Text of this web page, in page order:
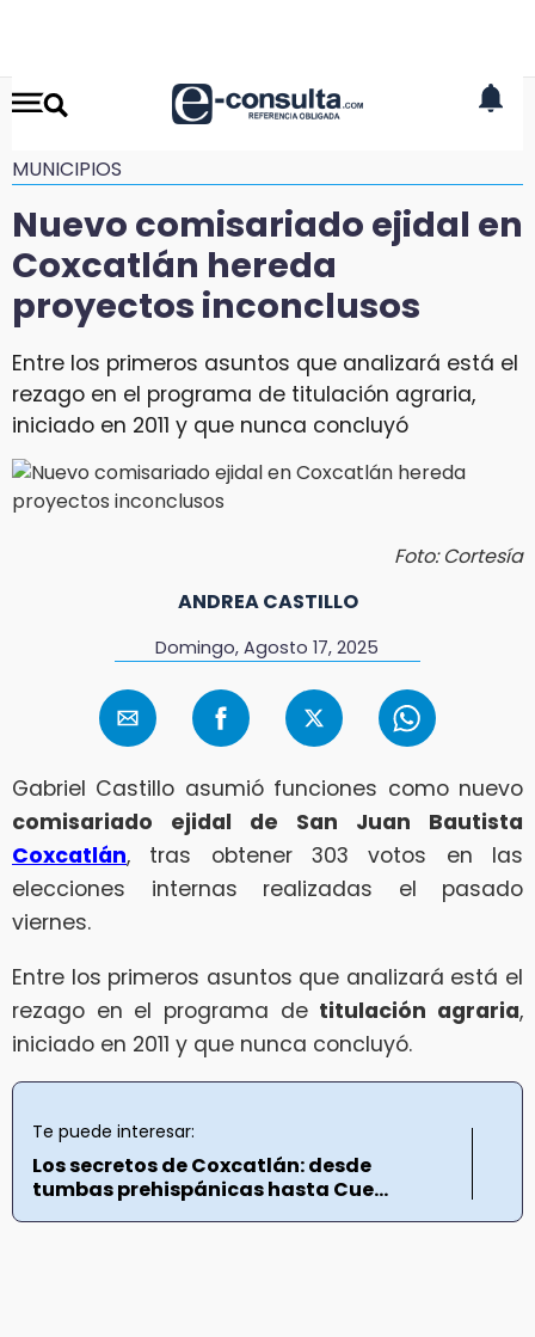
MUNICIPIOS
Nuevo comisariado ejidal en
Coxcatlán hereda
proyectos inconclusos
Entre los primeros asuntos que analizará está el
rezago en el programa de titulación agraria,
iniciado en 2011 y que nunca concluyó
Foto: Cortesía
ANDREA CASTILLO
Domingo, Agosto 17, 2025
Gabriel Castillo asumió funciones como nuevo
comisariado ejidal de San Juan Bautista
Coxcatlán, tras obtener 303 votos en las
elecciones internas realizadas el pasado
viernes.
Entre los primeros asuntos que analizará está el
rezago en el programa de titulación agraria,
iniciado en 2011 y que nunca concluyó.
Te puede interesar:
Los secretos de Coxcatlán: desde
tumbas prehispánicas hasta Cue...